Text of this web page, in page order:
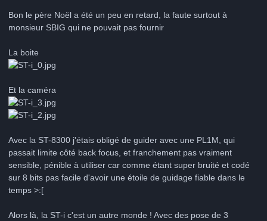
Bon le père Noël a été un peu en retard, la faute surtout à
monsieur SBIG qui ne pouvait pas fournir
La boite
Et la caméra
Avec la ST-8300 j'étais obligé de guider avec une PL1M, qui
passait limite côté back focus, et franchement pas vraiment
sensible, pénible à utiliser car comme étant super bruité et codé
sur 8 bits pas facile d'avoir une étoile de guidage fiable dans le
temps >:[
Alors là, la ST-i c'est un autre monde ! Avec des pose de 3